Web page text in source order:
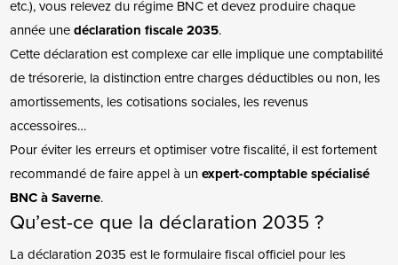
etc.), vous relevez du régime BNC et devez produire chaque
année unedéclaration fiscale 2035.
Cette déclaration est complexe car elle implique une comptabilité
de trésorerie, la distinction entre charges déductibles ou non, les
amortissements, les cotisations sociales, les revenus
accessoires…
Pour éviter les erreurs et optimiser votre fiscalité, il est fortement
recommandé de faire appel à unexpert-comptable spécialisé
BNC à Saverne.
Qu’est-ce que la déclaration 2035 ?
La déclaration 2035 est le formulaire fiscal officiel pour les